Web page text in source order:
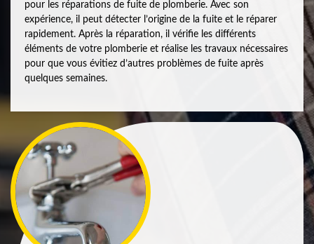
pour les réparations de fuite de plomberie. Avec son
expérience, il peut détecter l’origine de la fuite et le réparer
rapidement. Après la réparation, il vérifie les différents
éléments de votre plomberie et réalise les travaux nécessaires
pour que vous évitiez d’autres problèmes de fuite après
quelques semaines.